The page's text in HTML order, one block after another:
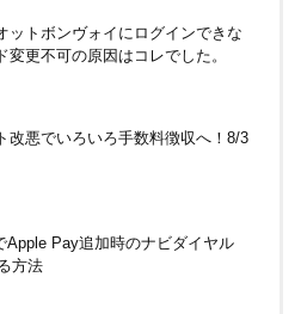
てわかった便利さ
ットボンヴォイにログインできな
変更不可の原因はコレでした。
改悪でいろいろ手数料徴収へ！8/3
Apple Pay追加時のナビダイヤル
方法